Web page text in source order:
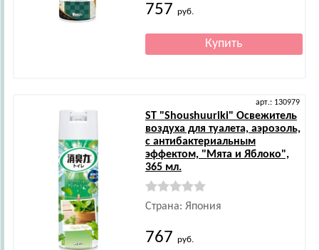
757 руб.
арт.: 130979
ST"Shoushuuriki" Освежитель
воздуха для туалета, аэрозоль,
с антибактериальным
эффектом, "Мята и Яблоко",
365 мл.
Страна: Япония
767 руб.